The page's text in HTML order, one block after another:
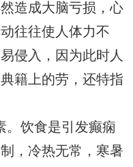
造成大脑亏损，心
往往使人体力不
侵入，因为此时人
籍上的劳，还特指
。饮食是引发癫痫
，冷热无常，寒暑